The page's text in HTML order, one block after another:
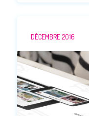
DÉCEMBRE 2016